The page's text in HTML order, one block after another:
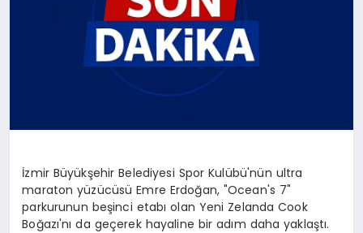
İzmir Büyükşehir Belediyesi Spor Kulübü'nün ultra
maraton yüzücüsü Emre Erdoğan, "Ocean's 7"
parkurunun beşinci etabı olan Yeni Zelanda Cook
Boğazı'nı da geçerek hayaline bir adım daha yaklaştı.